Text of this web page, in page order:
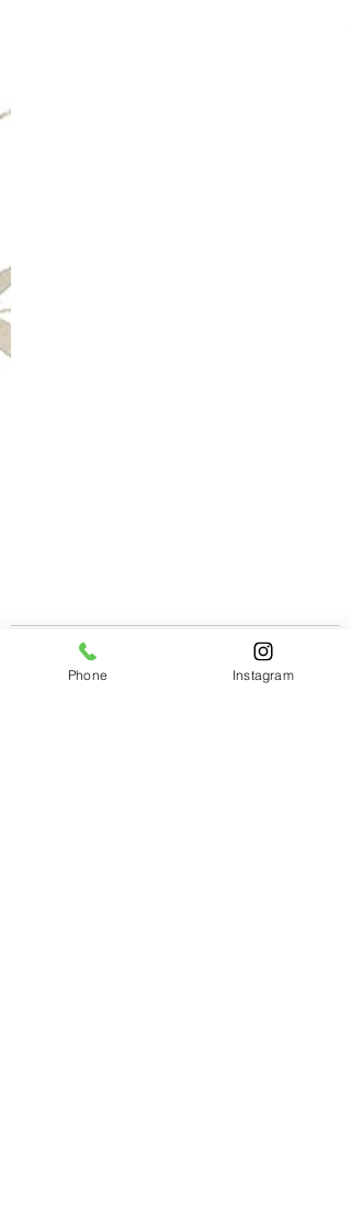
Phone Instagram